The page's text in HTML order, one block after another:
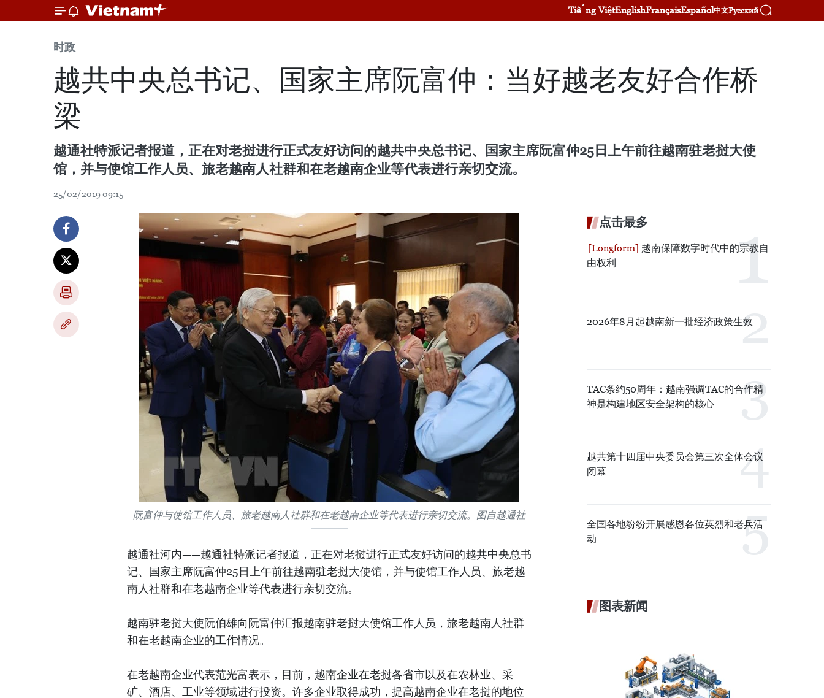
Tiếng ViệtEnglishFrançaisEspañol中文Русский
时政
越共中央总书记、国家主席阮富仲：当好越老友好合作桥
梁
越通社特派记者报道，正在对老挝进行正式友好访问的越共中央总书记、国家主席阮富仲25日上午前往越南驻老挝大使
馆，并与使馆工作人员、旅老越南人社群和在老越南企业等代表进行亲切交流。
25/02/2019 09:15
阮富仲与使馆工作人员、旅老越南人社群和在老越南企业等代表进行亲切交流。图自越通社
越通社河内——越通社特派记者报道，正在对老挝进行正式友好访问的越共中央总书
记、国家主席阮富仲25日上午前往越南驻老挝大使馆，并与使馆工作人员、旅老越
南人社群和在老越南企业等代表进行亲切交流。
越南驻老挝大使阮伯雄向阮富仲汇报越南驻老挝大使馆工作人员，旅老越南人社群
和在老越南企业的工作情况。
在老越南企业代表范光富表示，目前，越南企业在老挝各省市以及在农林业、采
矿、酒店、工业等领域进行投资。许多企业取得成功，提高越南企业在老挝的地位
点击最多
越南保障数字时代中的宗教自
由权利
2026年8月起越南新一批经济政策生效
TAC条约50周年：越南强调TAC的合作精
神是构建地区安全架构的核心
越共第十四届中央委员会第三次全体会议
闭幕
全国各地纷纷开展感恩各位英烈和老兵活
动
图表新闻